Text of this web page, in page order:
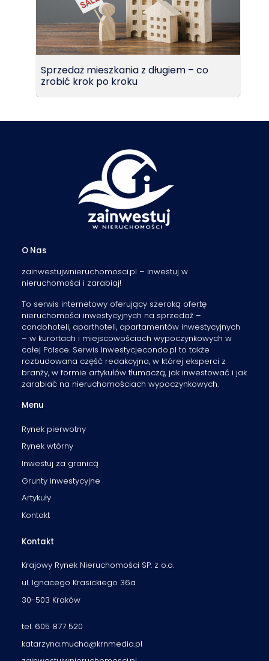
Sprzedaż mieszkania z długiem – co
zrobić krok po kroku
O Nas
zainwestujwnieruchomosci.pl – inwestuj w
nieruchomości i zarabiaj!
To serwis internetowy oferujący szeroką ofertę
nieruchomości inwestycyjnych na sprzedaż –
condohoteli, aparthoteli, apartamentów inwestycyjnych
– w kurortach i miejscowościach wypoczynkowych w
całej Polsce. Serwis Inwestycjecondo.pl to także
rozbudowana część redakcyjna, w której eksperci z
branży, w formie artykułów tłumaczą, jak inwestować i jak
zarabiać na nieruchomościach wypoczynkowych.
Menu
Rynek pierwotny
Rynek wtórny
Inwestuj za granicą
Grunty inwestycyjne
Artykuły
Kontakt
Kontakt
Krajowy Rynek Nieruchomości SP. z o.o.
ul. Ignacego Krasickiego 36a
30-503 Kraków
tel. 605 877 520
katarzyna.mucha@krnmedia.pl